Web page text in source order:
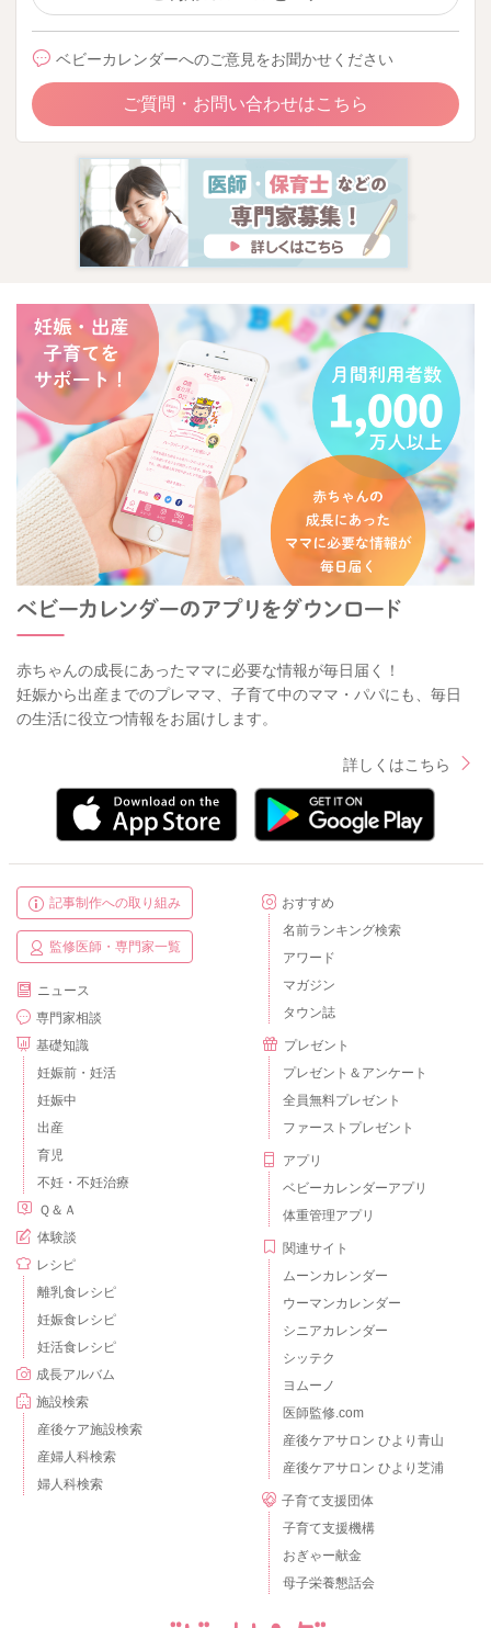
ベビーカレンダーへのご意見をお聞かせください
ご質問・お問い合わせはこちら
赤ちゃんの成長にあったママに必要な情報が毎日届く！
妊娠から出産までのプレママ、子育て中のママ・パパにも、毎日
の生活に役立つ情報をお届けします。
詳しくはこちら
記事制作への取り組み
監修医師・専門家一覧
ニュース
専門家相談
基礎知識
妊娠前・妊活
妊娠中
出産
育児
不妊・不妊治療
Ｑ＆Ａ
体験談
レシピ
離乳食レシピ
妊娠食レシピ
妊活食レシピ
成長アルバム
施設検索
産後ケア施設検索
産婦人科検索
婦人科検索
おすすめ
名前ランキング検索
アワード
マガジン
タウン誌
プレゼント
プレゼント＆アンケート
全員無料プレゼント
ファーストプレゼント
アプリ
ベビーカレンダーアプリ
体重管理アプリ
関連サイト
ムーンカレンダー
ウーマンカレンダー
シニアカレンダー
シッテク
ヨムーノ
医師監修.com
産後ケアサロン ひより青山
産後ケアサロン ひより芝浦
子育て支援団体
子育て支援機構
おぎゃー献金
母子栄養懇話会